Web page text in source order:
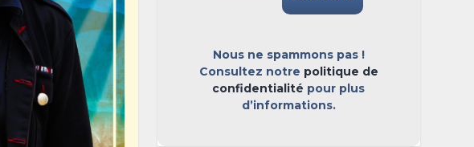
Nous ne spammons pas !
Consultez notre politique de
confidentialité pour plus
d’informations.